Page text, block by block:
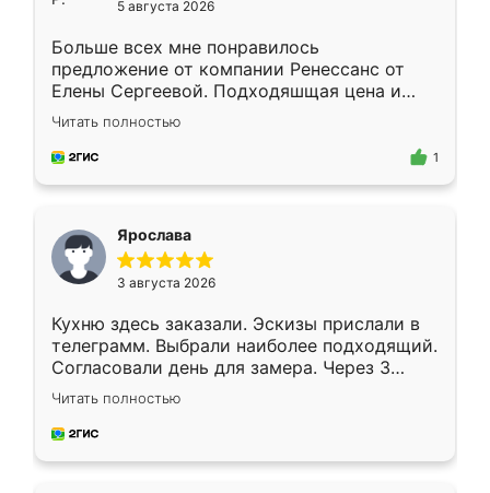
5 августа 2026
Больше всех мне понравилось
предложение от компании Ренессанс от
Елены Сергеевой. Подходяшщая цена и
короткие сроки изготовления. Приехавший
для замера сотрудник Владислав
предложил по моему эскизу самый
Читать полностью
1
Ярослава
3 августа 2026
Кухню здесь заказали. Эскизы прислали в
телеграмм. Выбрали наиболее подходящий.
Согласовали день для замера. Через 3
недели кухня была уже готова. Остались
довольны работой. Спасибо Ренессанс
мебель за качественную работу!
Читать полностью